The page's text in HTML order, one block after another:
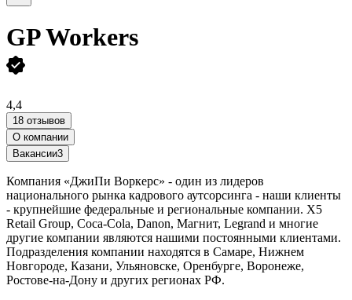
GP Workers
4,4
18 отзывов
О компании
Вакансии3
Компания «ДжиПи Воркерс» - один из лидеров
национального рынка кадрового аутсорсинга - наши клиенты
- крупнейшие федеральные и региональные компании. X5
Retail Group, Coca-Cola, Danon, Магнит, Legrand и многие
другие компании являются нашими постоянными клиентами.
Подразделения компании находятся в Самаре, Нижнем
Новгороде, Казани, Ульяновске, Оренбурге, Воронеже,
Ростове-на-Дону и других регионах РФ.